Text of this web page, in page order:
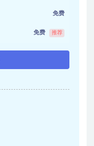
免费
免费 推荐